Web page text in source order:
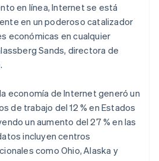
en línea, Internet se está
en un poderoso catalizador
económicas en cualquier
Sands, directora de
economía de Internet generó un
de trabajo del 12 % en Estados
un aumento del 27 % en las
incluyen centros
como Ohio, Alaska y